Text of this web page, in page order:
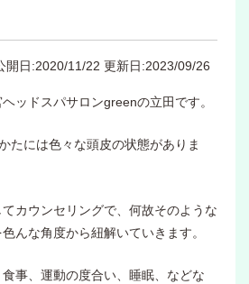
開日:2020/11/22 更新日:2023/09/26
ッドスパサロンgreenの立田です。
たには色々な頭皮の状態がありま
カウンセリングで、何故そのような
んな角度から紐解いていきます。
事、運動の度合い、睡眠、などな